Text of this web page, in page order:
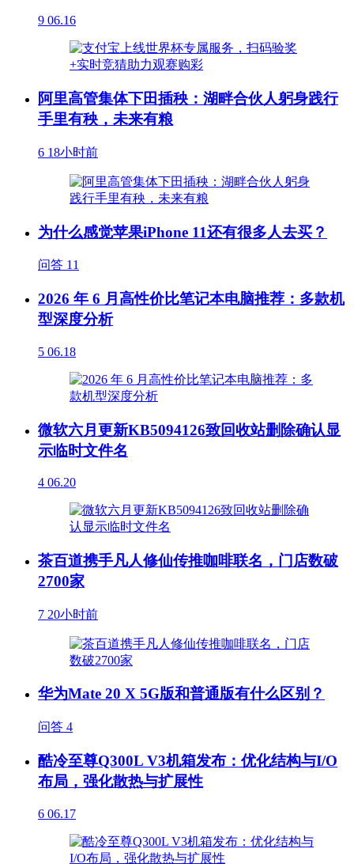
9 06.16
阿里高管集体下田插秧：湖畔合伙人躬身践行
手里有秧，未来有粮
6 18小时前
为什么感觉苹果iPhone 11还有很多人去买？
问答 11
2026 年 6 月高性价比笔记本电脑推荐：多款机
型深度分析
5 06.18
微软六月更新KB5094126致回收站删除确认显
示临时文件名
4 06.20
茶百道携手凡人修仙传推咖啡联名，门店数破
2700家
7 20小时前
华为Mate 20 X 5G版和普通版有什么区别？
问答 4
酷冷至尊Q300L V3机箱发布：优化结构与I/O
布局，强化散热与扩展性
6 06.17